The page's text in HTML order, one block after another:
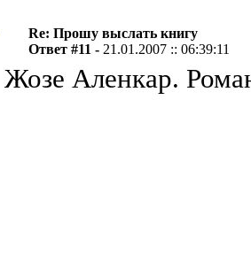
Re: Прошу выслать книгу
Ответ #11 - 21.01.2007 :: 06:39:11
Жозе Аленкар.